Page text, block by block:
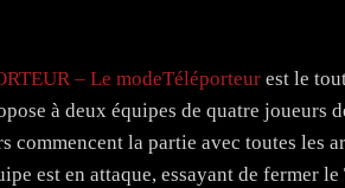
– Le modeTéléporteur est le
à deux équipes de quatre joueurs
commencent la partie avec toutes les
est en attaque, essayant de fermer